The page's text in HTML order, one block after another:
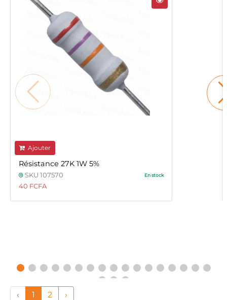
Ajouter
Résistance 27K 1W 5%
SKU 107570 En stock
40 FCFA
‹ 1 2 ›